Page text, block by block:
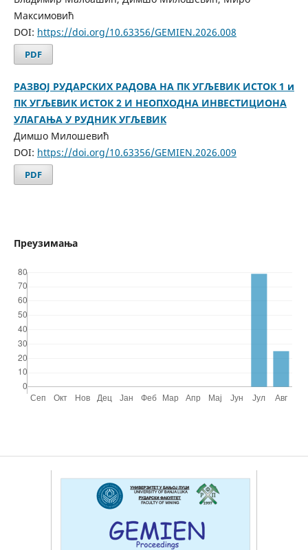
Максимовић
DOI: https://doi.org/10.63356/GEMIEN.2026.008
PDF
РАЗВОЈ РУДАРСКИХ РАДОВА НА ПК УГЉЕВИК ИСТОК 1 и
ПК УГЉЕВИК ИСТОК 2 И НЕОПХОДНА ИНВЕСТИЦИОНА
УЛАГАЊА У РУДНИК УГЉЕВИК
Димшо Милошевић
DOI: https://doi.org/10.63356/GEMIEN.2026.009
PDF
Преузимања